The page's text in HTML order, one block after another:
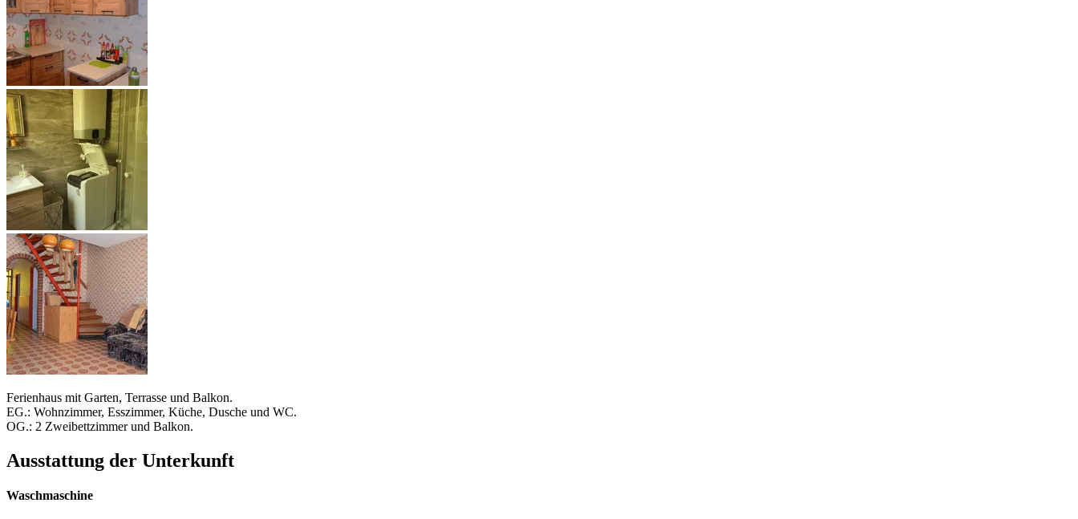
Ferienhaus mit Garten, Terrasse und Balkon.
EG.: Wohnzimmer, Esszimmer, Küche, Dusche und WC.
OG.: 2 Zweibettzimmer und Balkon.
Ausstattung der Unterkunft
Waschmaschine